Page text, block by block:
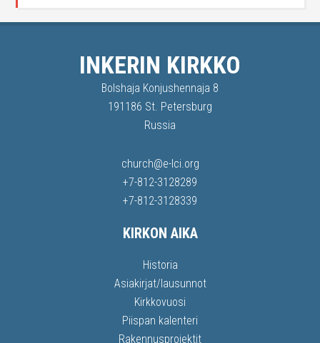
INKERIN KIRKKO
Bolshaja Konjushennaja 8
191186 St. Petersburg
Russia
church@e-lci.org
+7-812-3128289
+7-812-3128339
KIRKON AIKA
Historia
Asiakirjat/lausunnot
Kirkkovuosi
Piispan kalenteri
Rakennusprojektit